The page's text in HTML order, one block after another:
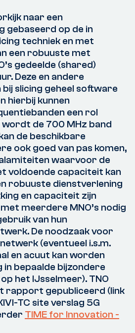
naar een
gebaseerd op de in
techniek en met
een robuuste met
gedeelde (shared)
Deze en andere
slicing geheel software
hierbij kunnen
een rol
wordt de 700 MHz band
de beschikbare
ook goed van pas komen,
waarvoor de
voldoende capaciteit kan
robuuste dienstverlening
en capaciteit zijn
meerdere MNO’s nodig
van hun
De noodzaak voor
(eventueel i.s.m.
en acuut kan worden
in bepaalde bijzondere
het IJsselmeer). TNO
rapport gepubliceerd (link
TC site verslag 5G
TIME for Innovation -